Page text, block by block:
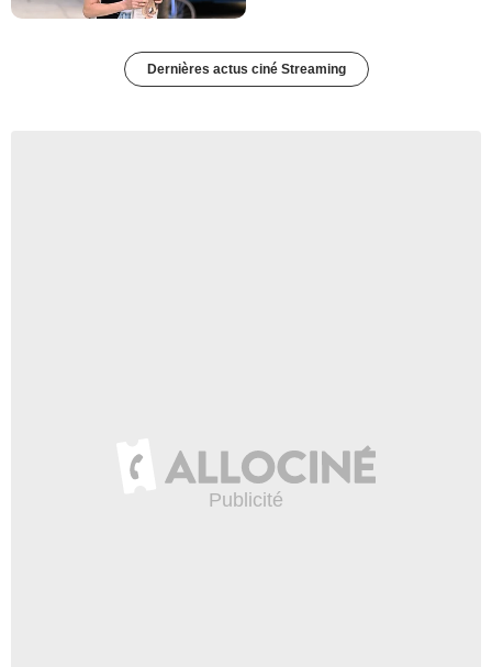
Dernières actus ciné Streaming